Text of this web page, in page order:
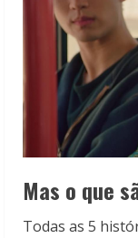
Mas o que
Todas as 5